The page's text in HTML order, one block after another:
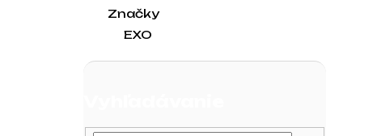
Značky
EXO